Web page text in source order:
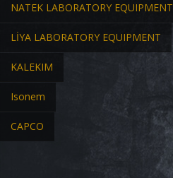
NATEK LABORATORY EQUIPMENT
LİYA LABORATORY EQUIPMENT
KALEKIM
Isonem
CAPCO